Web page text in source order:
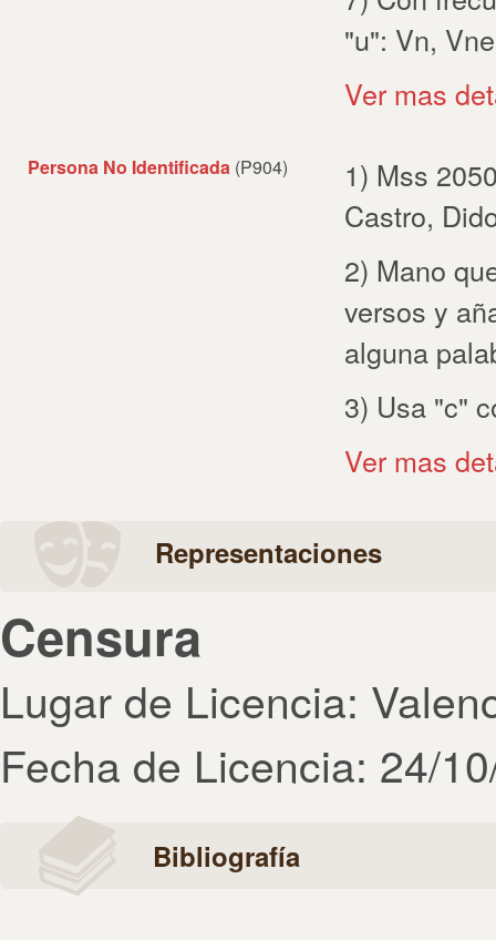
"u": Vn, Vne
Ver mas
Persona No Identificada (P904)
1) Mss
Castro,
2) Mano
versos y
alguna
3) Usa "c"
Ver mas
Representaciones
Censura
Lugar de Licencia:
Fecha de Licencia: 24/
Bibliografía